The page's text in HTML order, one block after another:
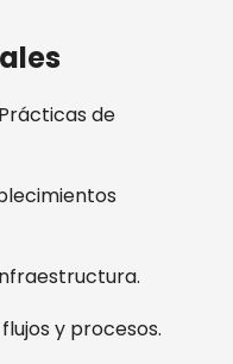
de
y procesos.